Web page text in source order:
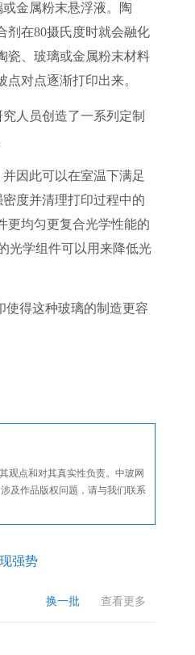
金属粉末悬浮液。陶
剂在80摄氏度时就会融化
瓷、玻璃或金属粉末材料
对点逐渐打印出来。
人员创造了一系列定制
因此可以在室温下满足
度并清理打印过程中的
更均匀更复合光学性能的
光学组件可以用来降低光
得这种玻璃的制造更容
观点和对其真实性负责。中玻网
及作品版权问题，请与我们联系
强势
查看更多
换一批